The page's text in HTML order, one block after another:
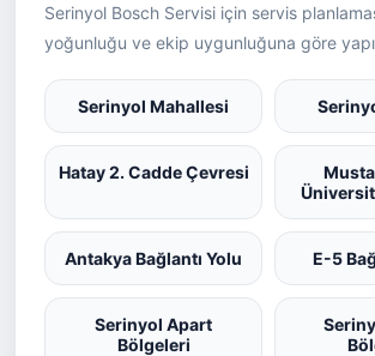
Serinyol Bosch Servisi için servis
yoğunluğu ve ekip uygunluğuna göre
Serinyol Mahallesi
Hatay 2. Cadde Çevresi
Antakya Bağlantı Yolu E-5
Serinyol Apart
Bölgeleri